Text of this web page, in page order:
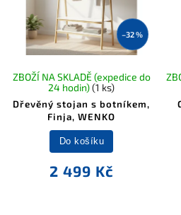
–32 %
Dřevěný stojan s botníkem,
Finja, WENKO
ZBOŽÍ NA SKLADĚ (expedice do
24 hodin)(1 ks)
2 499 Kč
Do košíku